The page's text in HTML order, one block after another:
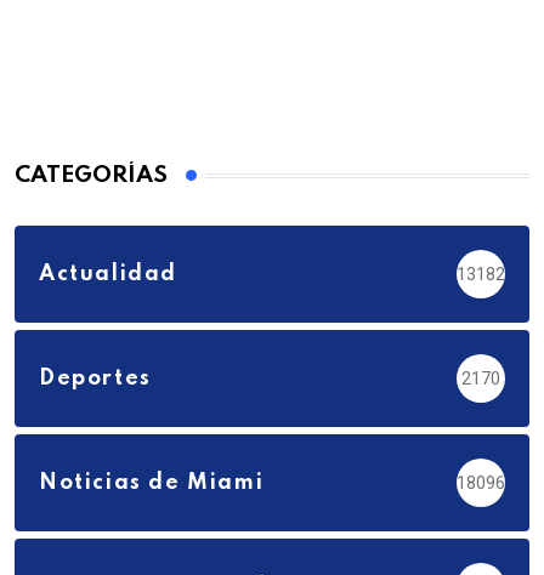
CATEGORÍAS
Actualidad 13182
Deportes 2170
Noticias de Miami 18096